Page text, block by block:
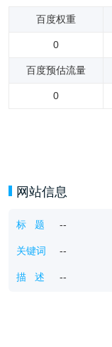
百度权重
0
百度预估流量
0
网站信息
标 题 --
关键词 --
描 述 --